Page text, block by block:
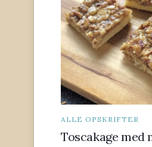
ALLE OPSKRIFTER
Toscakage med